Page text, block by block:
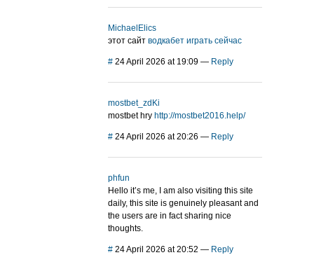
MichaelElics
этот сайт водкабет играть сейчас
# 24 April 2026 at 19:09 — Reply
mostbet_zdKi
mostbet hry http://mostbet2016.help/
# 24 April 2026 at 20:26 — Reply
phfun
Hello it’s me, I am also visiting this site
daily, this site is genuinely pleasant and
the users are in fact sharing nice
thoughts.
# 24 April 2026 at 20:52 — Reply